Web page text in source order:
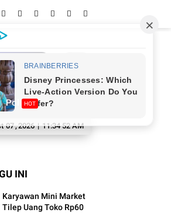
Network
Poll HOT
07,2026|11:34 53 AM
Bupati Ratnawati Lepas Kontingen Sinjai ke
INI
Karyawan Mini Market
Tilep Uang Toko Rp60